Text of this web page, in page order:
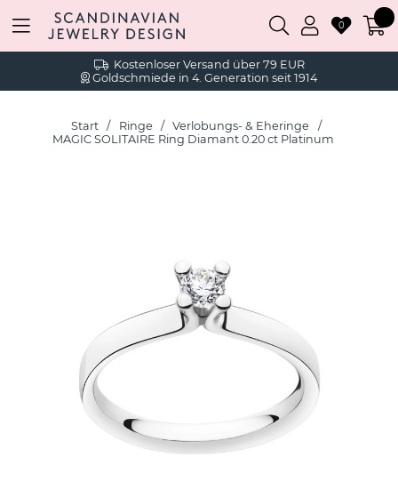
Kostenloser Versand über 79 EUR
Goldschmiede in 4. Generation seit 1914
0
Start Ringe
Verlobungs- & Eheringe
MAGIC SOLITAIRE Ring Diamant 0.20 ct Platinum